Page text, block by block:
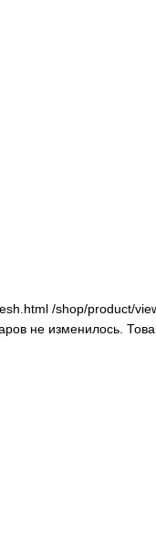
/shop/product/
не изменилось.